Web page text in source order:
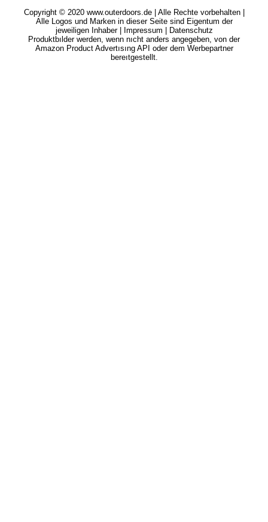
Copyright © 2020 www.outerdoors.de | Alle Rechte vorbehalten |
Alle Logos und Marken in dieser Seite sind Eigentum der
jeweiligen Inhaber |
Impressum
Datenschutz
Produktbılder werden, wenn nıcht anders angegeben, von der
Amazon Product Advertısıng API oder dem Werbepartner
bereıtgestellt.